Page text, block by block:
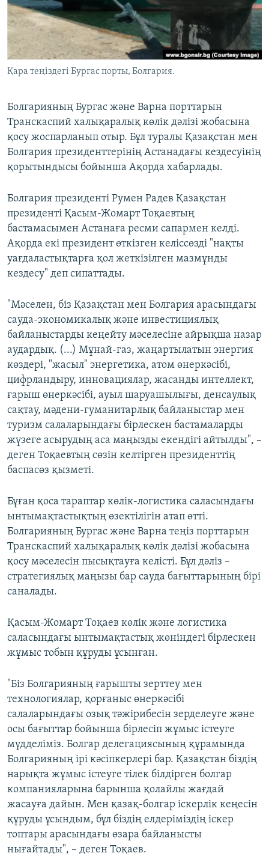
ЖАЗЫЛЫҢЫЗ
Басқа тілдерде
Қара теңіздегі Бургас порты, Болгария.
Болгарияның Бургас және Варна порттарын
Транскаспий халықаралық көлік дәлізі жобасына
қосу жоспарланып отыр. Бұл туралы Қазақстан мен
Болгария президенттерінің Астанадағы кездесуінің
қорытындысы бойынша Ақорда хабарлады.
Болгария президенті Румен Радев Қазақстан
президенті Қасым-Жомарт Тоқаевтың
бастамасымен Астанаға ресми сапармен келді.
Ақорда екі президент өткізген келіссөзді "нақты
уағдаластықтарға қол жеткізілген мазмұнды
кездесу" деп сипаттады.
"Мәселен, біз Қазақстан мен Болгария арасындағы
сауда-экономикалық және инвестициялық
байланыстарды кеңейту мәселесіне айрықша назар
аудардық. (...) Мұнай-газ, жаңартылатын энергия
көздері, "жасыл" энергетика, атом өнеркәсібі,
цифрландыру, инновациялар, жасанды интеллект,
ғарыш өнеркәсібі, ауыл шаруашылығы, денсаулық
сақтау, мәдени-гуманитарлық байланыстар мен
туризм салаларындағы бірлескен бастамаларды
жүзеге асырудың аса маңызды екендігі айтылды", –
деген Тоқаевтың сөзін келтірген президенттің
баспасөз қызметі.
Бұған қоса тараптар көлік-логистика саласындағы
ынтымақтастықтың өзектілігін атап өтті.
Болгарияның Бургас және Варна теңіз порттарын
Транскаспий халықаралық көлік дәлізі жобасына
қосу мәселесін пысықтауға келісті. Бұл дәліз –
стратегиялық маңызы бар сауда бағыттарының бірі
саналады.
Қасым-Жомарт Тоқаев көлік және логистика
саласындағы ынтымақтастық жөніндегі бірлескен
жұмыс тобын құруды ұсынған.
"Біз Болгарияның ғарышты зерттеу мен
технологиялар, қорғаныс өнеркәсібі
салаларындағы озық тәжірибесін зерделеуге және
осы бағыттар бойынша бірлесіп жұмыс істеуге
мүдделіміз. Болгар делегациясының құрамында
Болгарияның ірі кәсіпкерлері бар. Қазақстан біздің
нарықта жұмыс істеуге тілек білдірген болгар
компанияларына барынша қолайлы жағдай
жасауға дайын. Мен қазақ-болгар іскерлік кеңесін
құруды ұсындым, бұл біздің елдеріміздің іскер
топтары арасындағы өзара байланысты
нығайтады", – деген Тоқаев.